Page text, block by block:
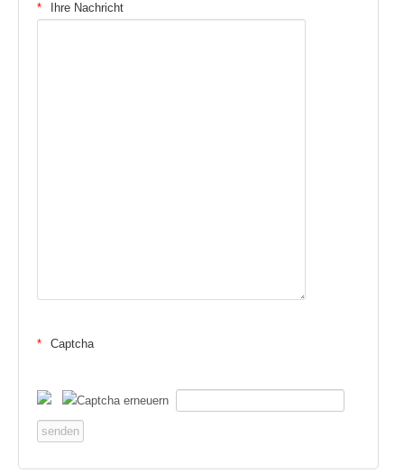
Ihre Nachricht
Captcha